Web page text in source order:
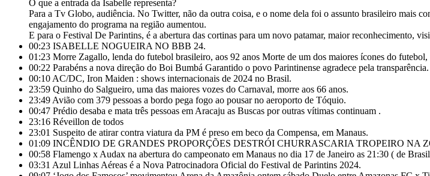
O que a entrada da Isabelle representa?
Para a Tv Globo, audiência. No Twitter, não da outra coisa, e o nome dela foi o assunto brasileiro mais
engajamento do programa na região aumentou.
E para o Festival De Parintins, é a abertura das cortinas para um novo patamar, maior reconhecimento,
00:23 ISABELLE NOGUEIRA NO BBB 24.
01:23 Morre Zagallo, lenda do futebol brasileiro, aos 92 anos Morte de um dos maiores ícones do
00:22 Parabéns a nova direção do Boi Bumbá Garantido o povo Parintinense agradece pela transparência.
00:10 AC/DC, Iron Maiden : shows internacionais de 2024 no Brasil.
23:59 Quinho do Salgueiro, uma das maiores vozes do Carnaval, morre aos 66 anos.
23:49 Avião com 379 pessoas a bordo pega fogo ao pousar no aeroporto de Tóquio.
00:47 Prédio desaba e mata três pessoas em Aracaju as Buscas por outras vítimas continuam .
23:16 Réveillon de todos
23:01 Suspeito de atirar contra viatura da PM é preso em beco da Compensa, em Manaus.
01:09 INCÊNDIO DE GRANDES PROPORÇÕES DESTRÓI CHURRASCARIA TROPEIRO NA
00:58 Flamengo x Audax na abertura do campeonato em Manaus no dia 17 de Janeiro as 21:30 ( de
03:31 Azul Linhas Aéreas é a Nova Patrocinadora Oficial do Festival de Parintins 2024.